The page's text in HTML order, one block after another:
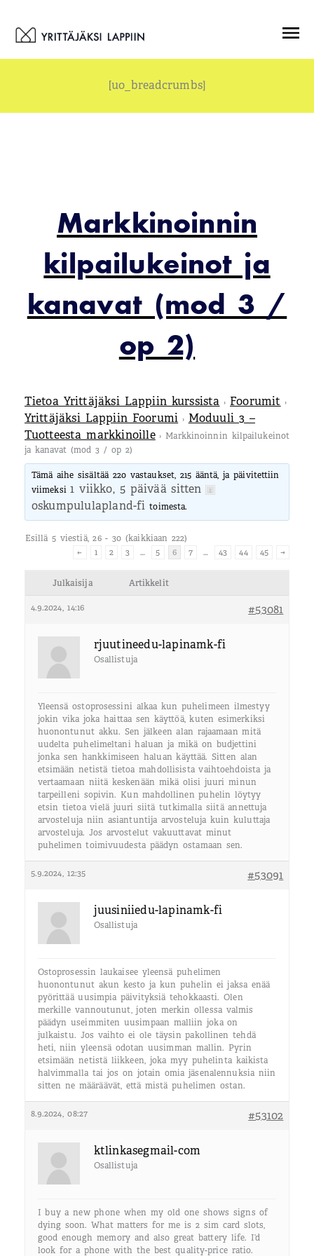
sisältöön
[uo_breadcrumbs]
Markkinoinnin
kilpailukeinot ja
kanavat (mod 3 /
op 2)
Tietoa Yrittäjäksi Lappiin kurssista › Foorumit ›
Yrittäjäksi Lappiin Foorumi › Moduuli 3 –
Tuotteesta markkinoille › Markkinoinnin kilpailukeinot
ja kanavat (mod 3 / op 2)
Tämä aihe sisältää 220 vastaukset, 215 ääntä, ja päivitettiin
viimeksi1 viikko, 5 päivää sitten
oskumpululapland-fi toimesta.
Esillä 5 viestiä, 26 - 30 (kaikkiaan 222)
←
1 2 3 … 5 6 7 … 43 44 45 →
Julkaisija Artikkelit
4.9.2024, 14:16 #53081
rjuutineedu-lapinamk-fi
Osallistuja
Yleensä ostoprosessini alkaa kun puhelimeen ilmestyy
jokin vika joka haittaa sen käyttöä, kuten esimerkiksi
huonontunut akku. Sen jälkeen alan rajaamaan mitä
uudelta puhelimeltani haluan ja mikä on budjettini
jonka sen hankkimiseen haluan käyttää. Sitten alan
etsimään netistä tietoa mahdollisista vaihtoehdoista ja
vertaamaan niitä keskenään mikä olisi juuri minun
tarpeilleni sopivin. Kun mahdollinen puhelin löytyy
etsin tietoa vielä juuri siitä tutkimalla siitä annettuja
arvosteluja niin asiantuntija arvosteluja kuin kuluttaja
arvosteluja. Jos arvostelut vakuuttavat minut
puhelimen toimivuudesta päädyn ostamaan sen.
5.9.2024, 12:35 #53091
juusiniiedu-lapinamk-fi
Osallistuja
Ostoprosessin laukaisee yleensä puhelimen
huonontunut akun kesto ja kun puhelin ei jaksa enää
pyörittää uusimpia päivityksiä tehokkaasti. Olen
merkille vannoutunut, joten merkin ollessa valmis
päädyn useimmiten uusimpaan malliin joka on
julkaistu. Jos vaihto ei ole täysin pakollinen tehdä
heti, niin yleensä odotan uusimman mallin. Pyrin
etsimään netistä liikkeen, joka myy puhelinta kaikista
halvimmalla tai jos on jotain omia jäsenalennuksia niin
sitten ne määräävät, että mistä puhelimen ostan.
8.9.2024, 08:27 #53102
ktlinkasegmail-com
Osallistuja
I buy a new phone when my old one shows signs of
dying soon. What matters for me is 2 sim card slots,
good enough memory and also great battery life. I’d
look for a phone with the best quality-price ratio.